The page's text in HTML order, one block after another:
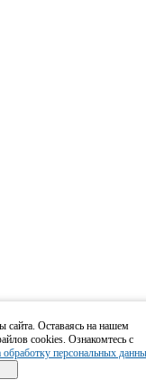
Оставаясь на нашем
cookies. Ознакомтесь с
персональных